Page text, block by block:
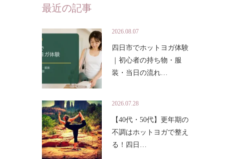
最近の記事
2026.08.07
四日市でホットヨガ体験
｜初心者の持ち物・服
装・当日の流れ…
2026.07.28
【40代・50代】更年期の
不調はホットヨガで整え
る！四日…